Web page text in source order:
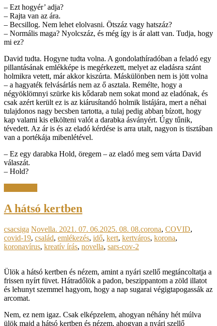
– Ezt hogyér’ adja?
– Rajta van az ára.
– Becsillog. Nem lehet elolvasni. Ötszáz vagy hatszáz?
– Normális maga? Nyolcszáz, és még így is ár alatt van. Tudja, hogy
mi ez?
David tudta. Hogyne tudta volna. A gondolathíradóban a feladó egy
pillantásának emlékképe is megérkezett, melyet az eladásra szánt
holmikra vetett, már akkor kiszúrta. Máskülönben nem is jött volna
– a hagyaték felvásárlás nem az ő asztala. Remélte, hogy a
négyöklömnyi szürke kis kődarab nem sokat mond az eladónak, és
csak azért került ez is az kiárusítandó holmik listájára, mert a néhai
tulajdonos nagy becsben tartotta, a tulaj pedig abban bízott, hogy
kap valami kis elkölteni valót a darabka ásványért. Úgy tűnik,
tévedett. Az ár is és az eladó kérdése is arra utalt, nagyon is tisztában
van a portékája mibenlétével.
– Ez egy darabka Hold, öregem – az eladó meg sem várta David
válaszát.
– Hold?
A hátsó kertben
csacsiga Novella. 2021. 07. 06.2025. 08. 08.corona, COVID,
covid-19, család, emlékezés, idő, kert, kertváros, korona,
koronavírus, kreatív írás, novella, sars-cov-2
Ülök a hátsó kertben és nézem, amint a nyári szellő megtáncoltatja a
frissen nyírt füvet. Hátradőlök a padon, beszippantom a zöld illatot
és lehunyt szemmel hagyom, hogy a nap sugarai végigtapogassák az
arcomat.
Nem, ez nem igaz. Csak elképzelem, ahogyan néhány hét múlva
ülök majd a hátsó kertben és nézem, ahogyan a nyári szellő